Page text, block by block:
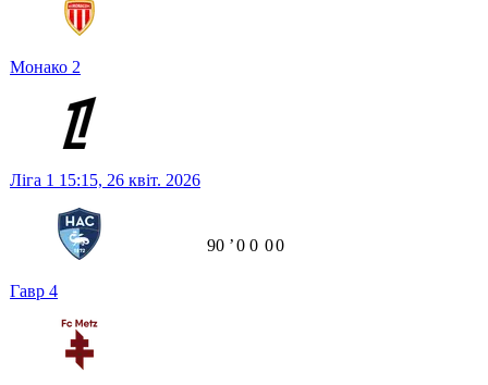
Монако 2
Ліга 1 15:15, 26 квіт. 2026
Гавр 4
90 ʼ0 0 00